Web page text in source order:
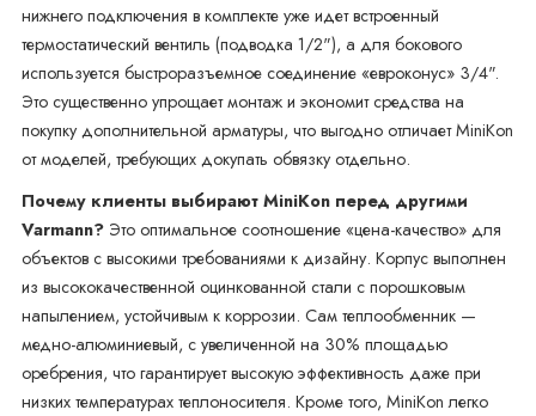
нижнего подключения в комплекте уже идет встроенный
термостатический вентиль (подводка 1/2"), а для бокового
используется быстроразъемное соединение «евроконус» 3/4".
Это существенно упрощает монтаж и экономит средства на
покупку дополнительной арматуры, что выгодно отличает MiniKon
от моделей, требующих докупать обвязку отдельно.
Почему клиенты выбирают MiniKon перед другими
Varmann? Это оптимальное соотношение «цена-качество» для
объектов с высокими требованиями к дизайну. Корпус выполнен
из высококачественной оцинкованной стали с порошковым
напылением, устойчивым к коррозии. Сам теплообменник —
медно-алюминиевый, с увеличенной на 30% площадью
оребрения, что гарантирует высокую эффективность даже при
низких температурах теплоносителя. Кроме того, MiniKon легко